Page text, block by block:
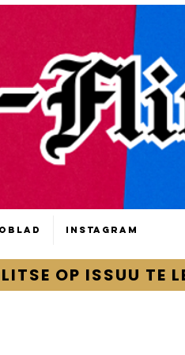
Instagram
OP ISSUU TE